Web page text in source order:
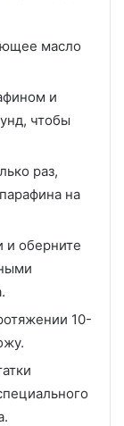
масло
и
чтобы
раз,
на
и оберните
10-